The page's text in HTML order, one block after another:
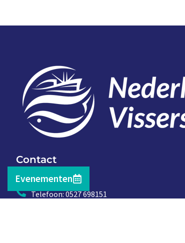
Contact
Telefoon: 0527 698151
Evenementen